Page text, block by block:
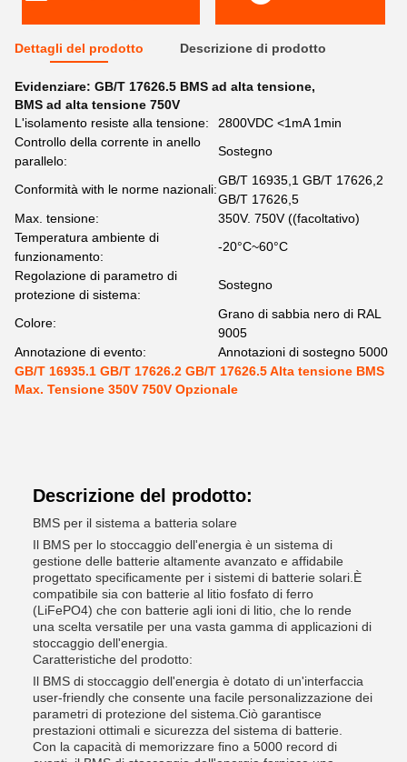
Dettagli del prodotto Descrizione di prodotto
Evidenziare: GB/T 17626.5 BMS ad alta tensione,
BMS ad alta tensione 750V
L'isolamento resiste alla tensione:
2800VDC <1mA 1min
Controllo della corrente in anello
parallelo:
Sostegno
Conformità with le norme nazionali:
GB/T 16935,1 GB/T 17626,2
GB/T 17626,5
Max. tensione:
350V. 750V ((facoltativo)
Temperatura ambiente di
funzionamento:
-20°C~60°C
Regolazione di parametro di
protezione di sistema:
Sostegno
Colore:
Grano di sabbia nero di RAL
9005
Annotazione di evento:
Annotazioni di sostegno 5000
GB/T 16935.1 GB/T 17626.2 GB/T 17626.5 Alta tensione BMS
Max. Tensione 350V 750V Opzionale
Descrizione del prodotto:
BMS per il sistema a batteria solare
Il BMS per lo stoccaggio dell'energia è un sistema di
gestione delle batterie altamente avanzato e affidabile
progettato specificamente per i sistemi di batterie solari.È
compatibile sia con batterie al litio fosfato di ferro
(LiFePO4) che con batterie agli ioni di litio, che lo rende
una scelta versatile per una vasta gamma di applicazioni di
stoccaggio dell'energia.
Caratteristiche del prodotto:
Il BMS di stoccaggio dell'energia è dotato di un'interfaccia
user-friendly che consente una facile personalizzazione dei
parametri di protezione del sistema.Ciò garantisce
prestazioni ottimali e sicurezza del sistema di batterie.
Con la capacità di memorizzare fino a 5000 record di